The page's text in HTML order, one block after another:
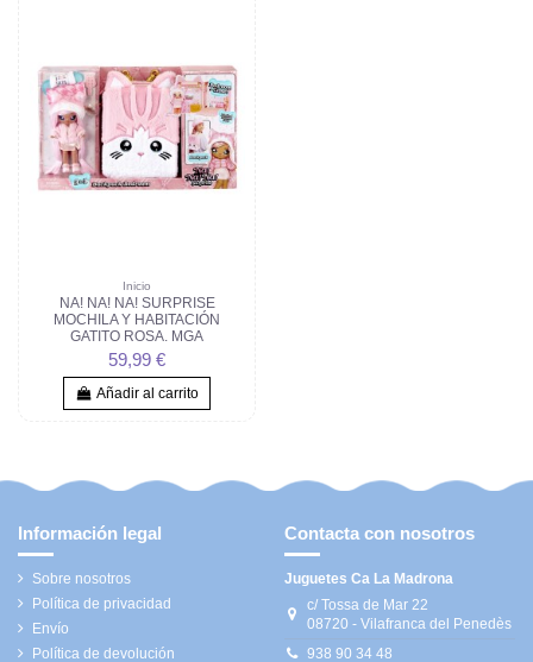
Inicio
NA! NA! NA! SURPRISE
MOCHILA Y HABITACIÓN
GATITO ROSA. MGA
59,99 €
Añadir al carrito
Información legal
Sobre nosotros
Política de privacidad
Envío
Política de devolución
Contacta con nosotros
Juguetes Ca La Madrona
c/ Tossa de Mar 22
08720 - Vilafranca del Penedès
938 90 34 48